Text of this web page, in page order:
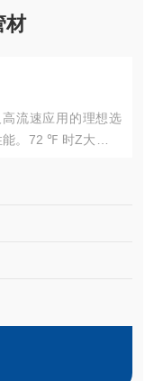
材
流速应用的理想选
。72 ℉ 时Z大运行
简单的密封安装。